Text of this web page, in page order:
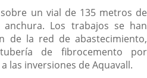
un vial de 135 metros de
Los trabajos se han
de la red de abastecimiento,
de fibrocemento por
las inversiones de Aquavall.